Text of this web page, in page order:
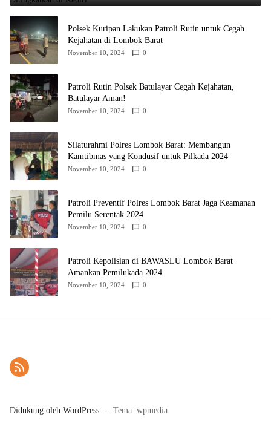
Polsek Kuripan Lakukan Patroli Rutin untuk Cegah
Kejahatan di Lombok Barat
November 10, 2024 0
Patroli Rutin Polsek Batulayar Cegah Kejahatan,
Batulayar Aman!
November 10, 2024 0
Silaturahmi Polres Lombok Barat: Membangun
Kamtibmas yang Kondusif untuk Pilkada 2024
November 10, 2024 0
Patroli Preventif Polres Lombok Barat Jaga Keamanan
Pemilu Serentak 2024
November 10, 2024 0
Patroli Kepolisian di BAWASLU Lombok Barat
Amankan Pemilukada 2024
November 10, 2024 0
Didukung oleh WordPress - Tema: wpmedia.